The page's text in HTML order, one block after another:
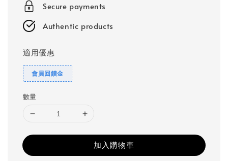
Secure payments
Authentic products
適用優惠
會員回饋金
數量
加入購物車